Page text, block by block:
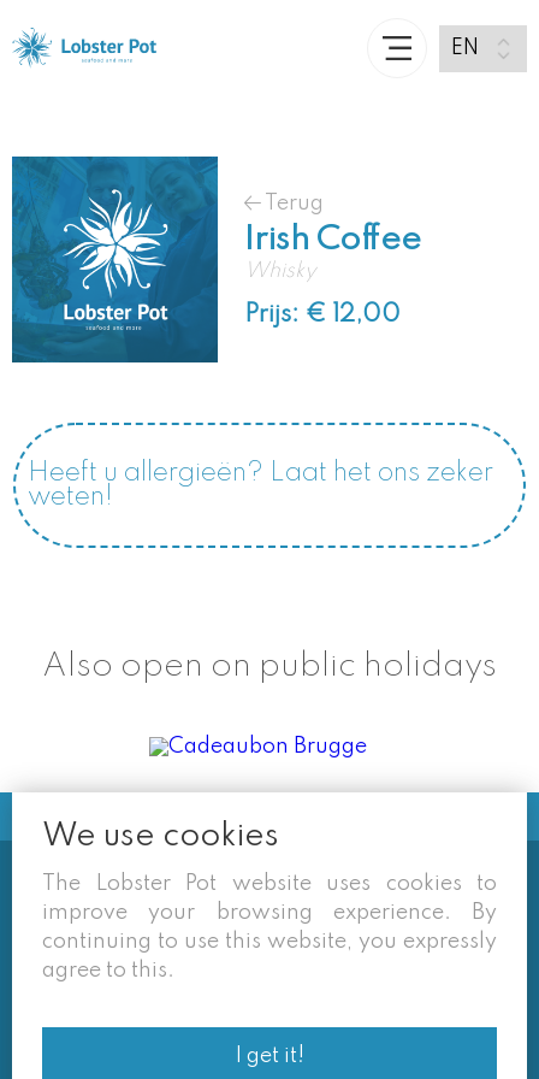
Terug
Irish Coffee
Whisky
Prijs: € 12,00
Heeft u allergieën? Laat het ons zeker
weten!
Also open on public holidays
Soms vermelden derden sites
(google/overzichtssites) een tarief dat niet meer
van toepassing is. Enkel de prijzen op onze eigen
recht voor om ook van daar geafficheerde prijzen
af te wijken.
We use cookies
The Lobster Pot website uses cookies to
improve your browsing experience. By
continuing to use this website, you expressly
agree to this.
I get it!